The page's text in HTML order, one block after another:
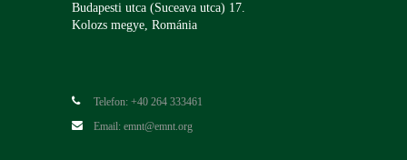
Budapesti utca (Suceava utca) 17.
Kolozs megye, Románia
Telefon: +40 264 333461
Email: emnt@emnt.org